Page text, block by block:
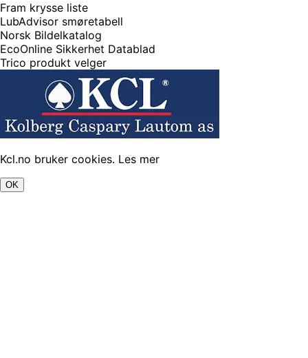
Fram krysse liste
LubAdvisor smøretabell
Norsk Bildelkatalog
EcoOnline Sikkerhet Datablad
Trico produkt velger
Kcl.no bruker cookies. Les mer
OK